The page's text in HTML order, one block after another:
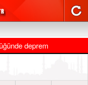
deprem